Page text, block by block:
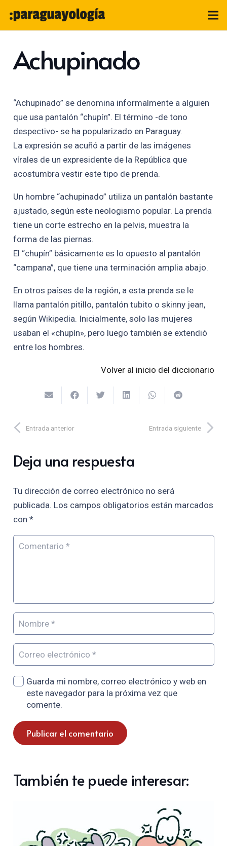
Achupinado
“Achupinado” se denomina informalmente a alguien
que usa pantalón “chupín”. El término -de tono
despectivo- se ha popularizado en Paraguay.
La expresión se acuñó a partir de las imágenes
vírales de un expresidente de la República que
acostumbra vestir este tipo de prenda.
Un hombre “achupinado” utiliza un pantalón bastante
ajustado, según este neologismo popular. La prenda
tiene un corte estrecho en la pelvis, muestra la
forma de las piernas.
El “chupín” básicamente es lo opuesto al pantalón
“campana”, que tiene una terminación amplia abajo.
En otros países de la región, a esta prenda se le
llama pantalón pitillo, pantalón tubito o skinny jean,
según Wikipedia. Inicialmente, solo las mujeres
usaban el «chupín», pero luego también se extendió
entre los hombres.
Volver al inicio del diccionario
Entrada anterior Entrada siguiente
Deja una respuesta
Tu dirección de correo electrónico no será
publicada. Los campos obligatorios están marcados
con *
Guarda mi nombre, correo electrónico y web en
este navegador para la próxima vez que
comente.
Publicar el comentario
También te puede interesar: